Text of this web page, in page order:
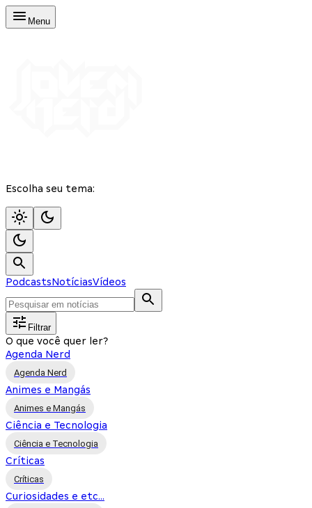
Menu
Escolha seu tema:
PodcastsNotíciasVídeos
Filtrar
O que você quer ler?
Agenda Nerd
Agenda Nerd
Animes e Mangás
Animes e Mangás
Ciência e Tecnologia
Ciência e Tecnologia
Críticas
Críticas
Curiosidades e etc...